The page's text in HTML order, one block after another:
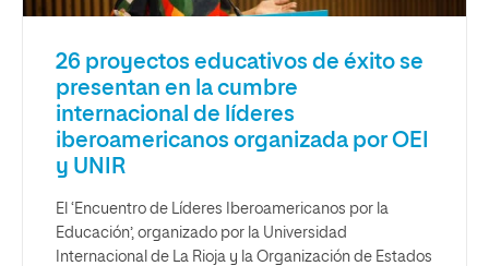
26 proyectos educativos de éxito se
presentan en la cumbre
internacional de líderes
iberoamericanos organizada por OEI
y UNIR
El ‘Encuentro de Líderes Iberoamericanos por la
Educación’, organizado por la Universidad
Internacional de La Rioja y la Organización de Estados